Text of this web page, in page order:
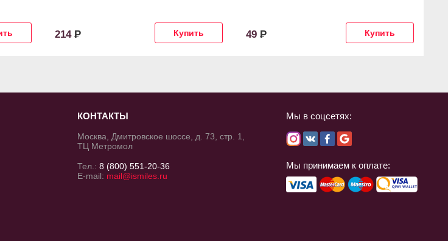
214 Р 49 Р
КОНТАКТЫ
Москва, Дмитровское шоссе, д. 73, стр. 1,
ТЦ Метромол
Тел.:8 (800) 551-20-36
E-mail: mail@ismiles.ru
Мы в соцсетях:
Мы принимаем к оплате: